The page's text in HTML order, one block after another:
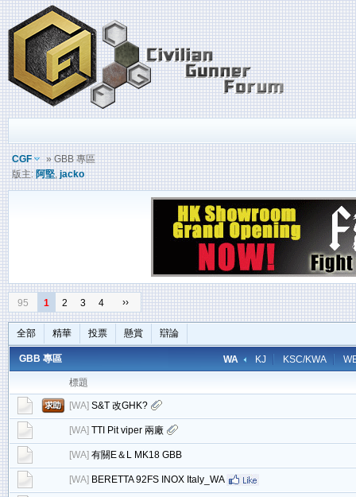
CGF
» GBB 專區
版主:阿堅,jacko
95 1 2 3 4 ››
全部 精華 投票 懸賞 辯論
WA KJ KSC/KWA
GBB 專區
標題
[WA] S&T 改GHK?
[WA] TTI Pit viper 兩廠
[WA] 有關E＆L MK18 GBB
[WA] BERETTA 92FS INOX Italy_WA